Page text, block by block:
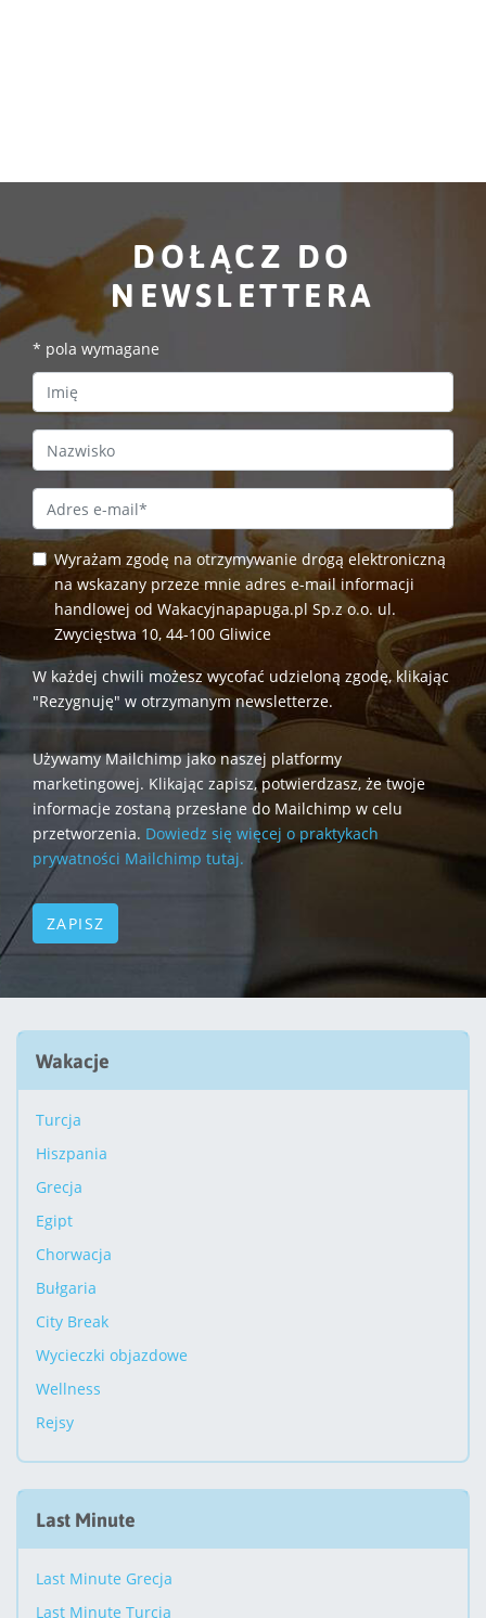
DOŁĄCZ DO
NEWSLETTERA
* pola wymagane
First Name
Last Name
Email Address *
Wyrażam zgodę na otrzymywanie drogą elektroniczną
na wskazany przeze mnie adres e-mail informacji
handlowej od Wakacyjnapapuga.pl Sp.z o.o. ul.
Zwycięstwa 10, 44-100 Gliwice
W każdej chwili możesz wycofać udzieloną zgodę, klikając
"Rezygnuję" w otrzymanym newsletterze.
Używamy Mailchimp jako naszej platformy
marketingowej. Klikając zapisz, potwierdzasz, że twoje
informacje zostaną przesłane do Mailchimp w celu
przetworzenia. Dowiedz się więcej o praktykach
prywatności Mailchimp tutaj.
Wakacje
Turcja
Hiszpania
Grecja
Egipt
Chorwacja
Bułgaria
City Break
Wycieczki objazdowe
Wellness
Rejsy
Last Minute
Last Minute Grecja
Last Minute Turcja